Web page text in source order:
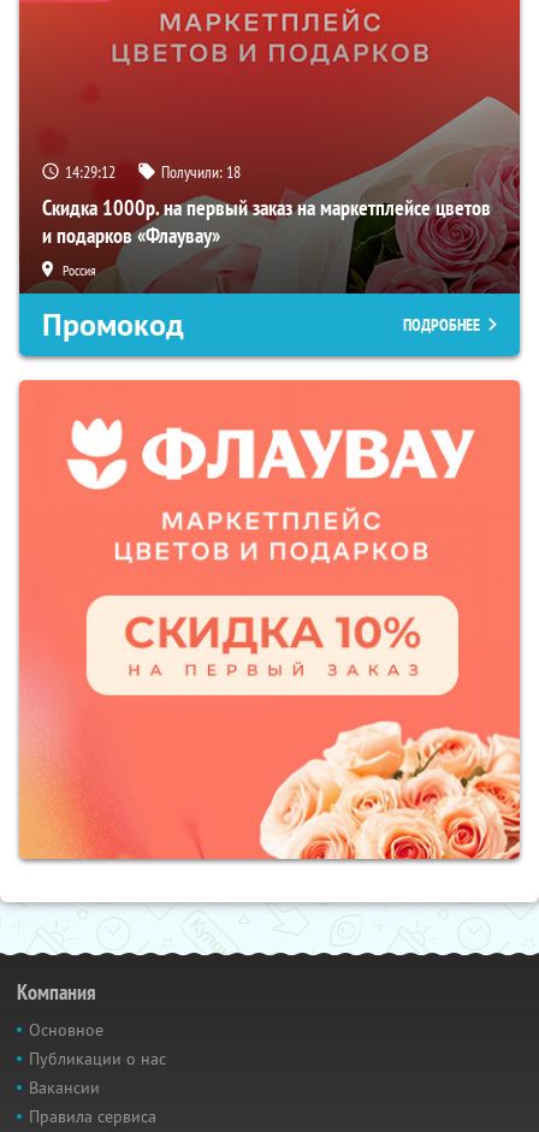
14:29:11 Получили: 18
Скидка 1000р. на первый заказ на маркетплейсе цветов
и подарков «Флаувау»
Россия
Промокод ПОДРОБНЕЕ
Компания
Основное
Публикации о нас
Вакансии
Правила сервиса